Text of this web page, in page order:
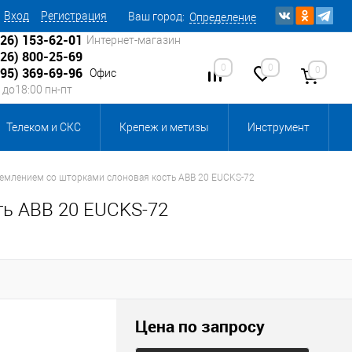
Вход Регистрация Ваш город: Определение
153-62-01 Интернет-магазин
800-25-69
369-69-96 Офис
до18:00 пн-пт
0 0 0
Телеком и СКС Крепеж и метизы Инструмент
Источники питания Кабеленесущие системы
со шторками слоновая кость ABB 20 EUCKS-72
ABB 20 EUCKS-72
Цена по запросу